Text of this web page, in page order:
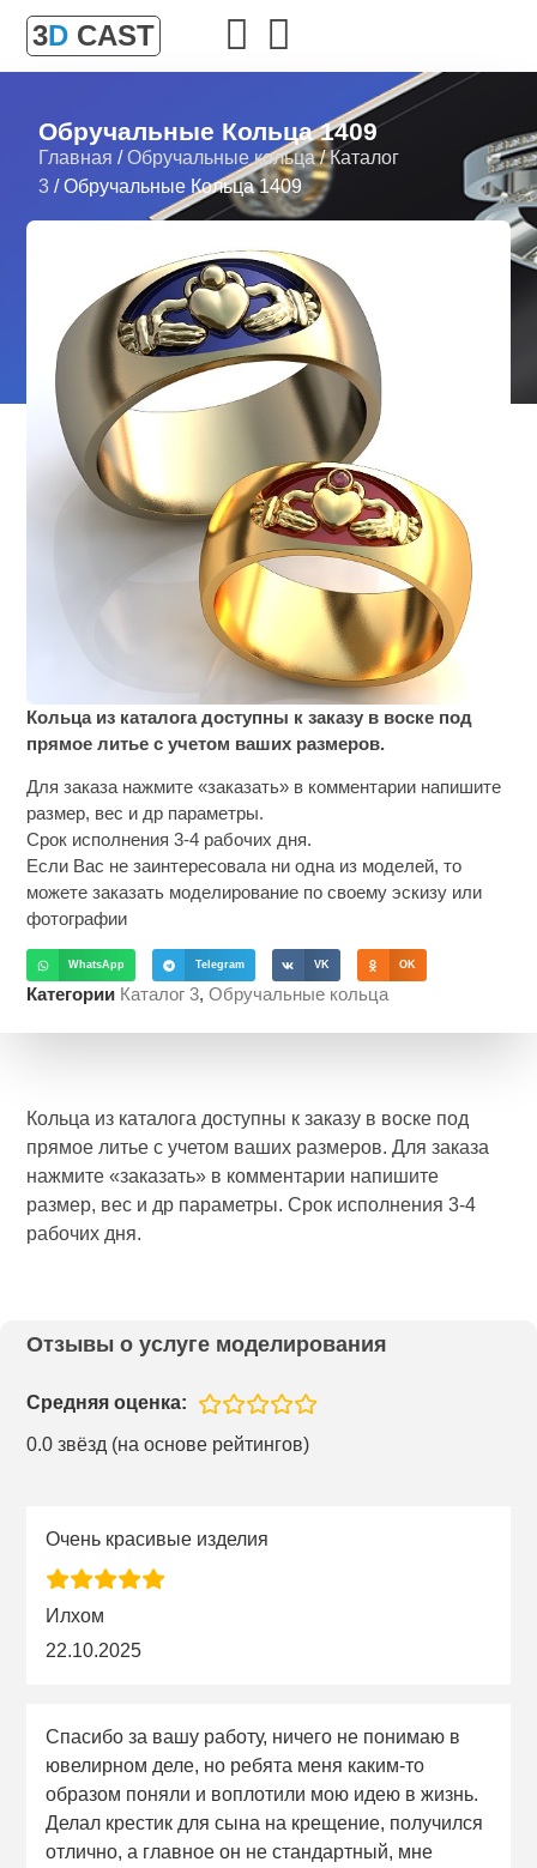
3D CAST
Обручальные Кольца 1409
Главная /Обручальные кольца/Каталог
3 / Обручальные Кольца 1409
Кольца из каталога доступны к заказу в воске под
прямое литье с учетом ваших размеров.
Для заказа нажмите «заказать» в комментарии напишите
размер, вес и др параметры.
Срок исполнения 3-4 рабочих дня.
Если Вас не заинтересовала ни одна из моделей, то
можете заказать моделирование по своему эскизу или
фотографии
WhatsApp Telegram VK OK
Категории Каталог 3,Обручальные кольца
Кольца из каталога доступны к заказу в воске под
прямое литье с учетом ваших размеров. Для заказа
нажмите «заказать» в комментарии напишите
размер, вес и др параметры. Срок исполнения 3-4
рабочих дня.
Отзывы о услуге моделирования
Средняя оценка:
0.0 звёзд (на основе рейтингов)
Очень красивые изделия
Илхом
22.10.2025
Спасибо за вашу работу, ничего не понимаю в
ювелирном деле, но ребята меня каким-то
образом поняли и воплотили мою идею в жизнь.
Делал крестик для сына на крещение, получился
отлично, а главное он не стандартный, мне